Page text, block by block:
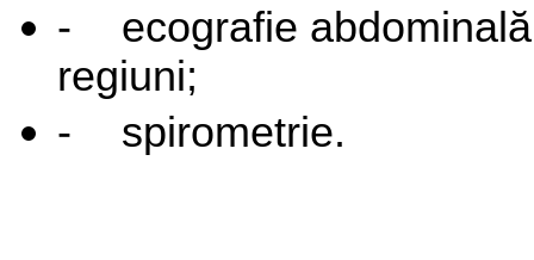
-
ecografie
regiuni;
- spirometrie.